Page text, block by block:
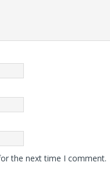
the next time I comment.